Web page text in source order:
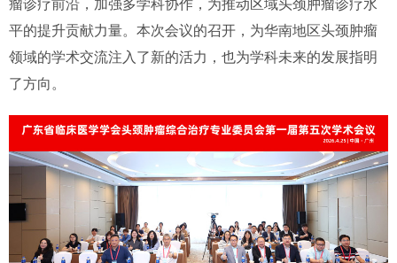
瘤诊疗前沿，加强多学科协作，为推动区域头颈肿瘤诊疗水
平的提升贡献力量。本次会议的召开，为华南地区头颈肿瘤
领域的学术交流注入了新的活力，也为学科未来的发展指明
了方向。